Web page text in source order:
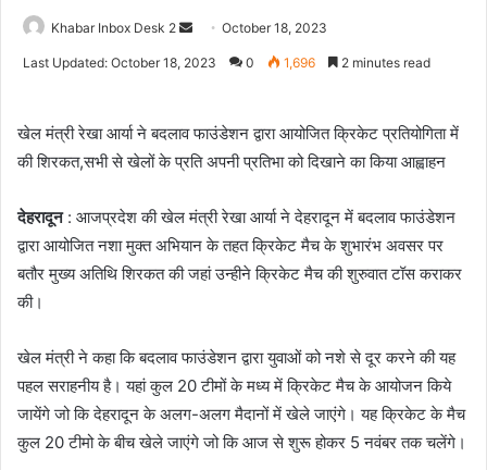
Khabar Inbox Desk 2
SendOctober 18, 2023
Last Updated: October 18, 2023 0 1,696 2 minutes read
खेल मंत्री रेखा आर्या ने बदलाव फाउंडेशन द्वारा आयोजित क्रिकेट प्रतियोगिता में
की शिरकत,सभी से खेलों के प्रति अपनी प्रतिभा को दिखाने का किया आह्वाहन
देहरादून: आजप्रदेश की खेल मंत्री रेखा आर्या ने देहरादून में बदलाव फाउंडेशन
द्वारा आयोजित नशा मुक्त अभियान के तहत क्रिकेट मैच के शुभारंभ अवसर पर
बतौर मुख्य अतिथि शिरकत की जहां उन्हीने क्रिकेट मैच की शुरुवात टॉस कराकर
की।
खेल मंत्री ने कहा कि बदलाव फाउंडेशन द्वारा युवाओं को नशे से दूर करने की यह
पहल सराहनीय है। यहां कुल 20 टीमों के मध्य में क्रिकेट मैच के आयोजन किये
जायेंगे जो कि देहरादून के अलग-अलग मैदानों में खेले जाएंगे। यह क्रिकेट के मैच
कुल 20 टीमो के बीच खेले जाएंगे जो कि आज से शुरू होकर 5 नवंबर तक चलेंगे।